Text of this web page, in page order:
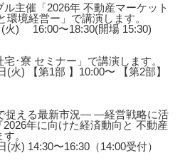
主催「2026年 不動産マーケット
環境経営ー」で講演します。
(火) 16:00〜18:30(開場 15:30)
･寮 セミナー」で講演します。
(火) 【第1部 】10:00〜 【第2部】
捉える最新市況― ―経営戦略に活
2026年に向けた経済動向と 不動産
。
水) 14:30〜16:30（14:00受付）